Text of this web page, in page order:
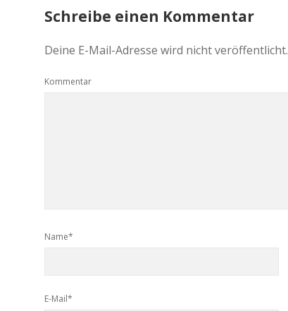
Schreibe einen Kommentar
Deine E-Mail-Adresse wird nicht veröffentlicht.
Kommentar
Name*
E-Mail*